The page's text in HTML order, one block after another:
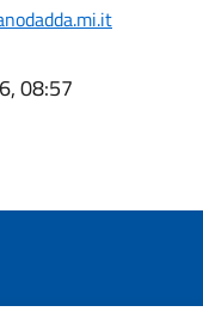
08:57